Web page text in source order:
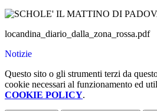
locandina_diario_dalla_zona_rossa.pdf
Notizie
Questo sito o gli strumenti terzi da
cookie necessari al funzionamento ed
COOKIE POLICY.